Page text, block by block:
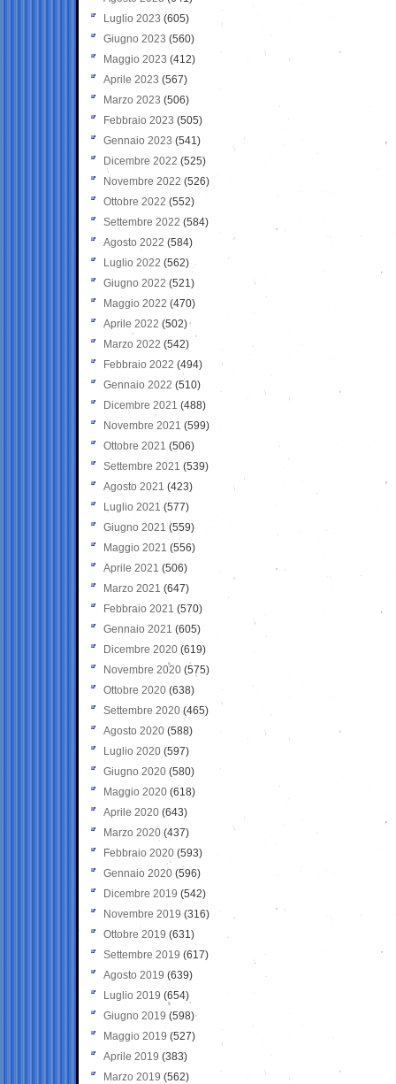
Luglio 2023 (605)
Giugno 2023 (560)
Maggio 2023 (412)
Aprile 2023 (567)
Marzo 2023 (506)
Febbraio 2023 (505)
Gennaio 2023 (541)
Dicembre 2022 (525)
Novembre 2022 (526)
Ottobre 2022 (552)
Settembre 2022 (584)
Agosto 2022 (584)
Luglio 2022 (562)
Giugno 2022 (521)
Maggio 2022 (470)
Aprile 2022 (502)
Marzo 2022 (542)
Febbraio 2022 (494)
Gennaio 2022 (510)
Dicembre 2021 (488)
Novembre 2021 (599)
Ottobre 2021 (506)
Settembre 2021 (539)
Agosto 2021 (423)
Luglio 2021 (577)
Giugno 2021(559)
Maggio 2021 (556)
Aprile 2021 (506)
Marzo 2021 (647)
Febbraio 2021 (570)
Gennaio 2021 (605)
Dicembre 2020 (619)
Novembre 2020 (575)
Ottobre 2020 (638)
Settembre 2020(465)
Agosto 2020 (588)
Luglio 2020 (597)
Giugno 2020 (580)
Maggio 2020 (618)
Aprile 2020 (643)
Marzo 2020 (437)
Febbraio 2020 (593)
Gennaio 2020 (596)
Dicembre 2019 (542)
Novembre 2019 (316)
Ottobre 2019 (631)
Settembre 2019 (617)
Agosto 2019 (639)
Luglio 2019 (654)
Giugno 2019 (598)
Maggio 2019 (527)
Aprile 2019 (383)
Marzo 2019 (562)